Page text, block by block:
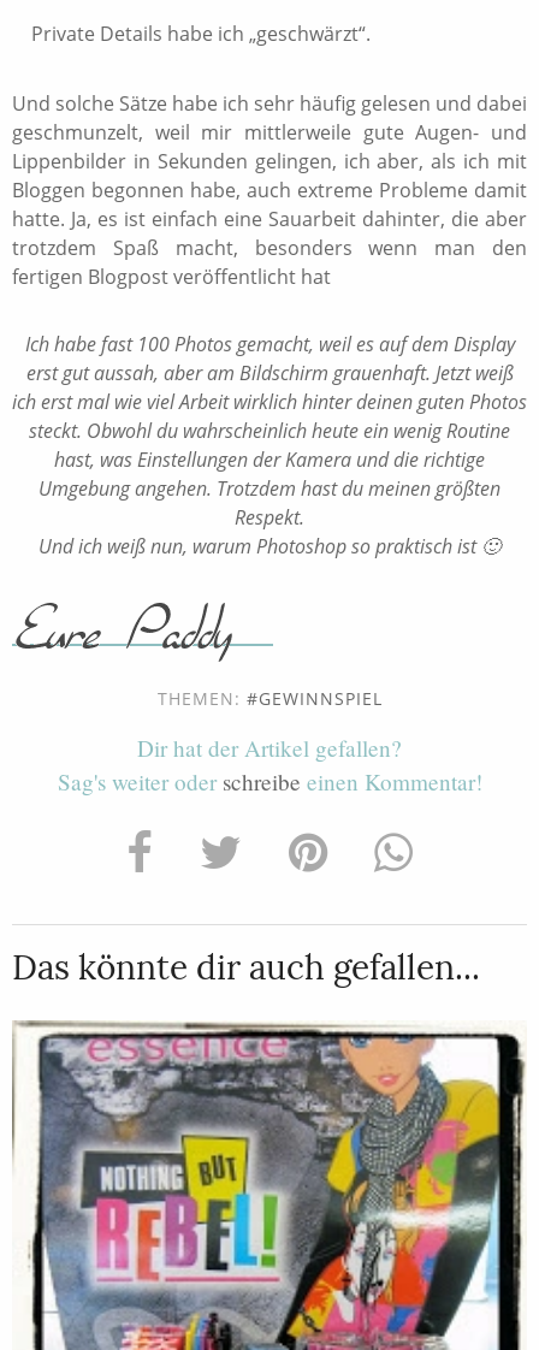
Private Details habe ich „geschwärzt“.
Und solche Sätze habe ich sehr häufig gelesen und dabei
geschmunzelt, weil mir mittlerweile gute Augen- und
Lippenbilder in Sekunden gelingen, ich aber, als ich mit
Bloggen begonnen habe, auch extreme Probleme damit
hatte. Ja, es ist einfach eine Sauarbeit dahinter, die aber
trotzdem Spaß macht, besonders wenn man den
fertigen Blogpost veröffentlicht hat
Ich habe fast 100 Photos gemacht, weil es auf dem Display
erst gut aussah, aber am Bildschirm grauenhaft. Jetzt weiß
ich erst mal wie viel Arbeit wirklich hinter deinen guten Photos
steckt. Obwohl du wahrscheinlich heute ein wenig Routine
hast, was Einstellungen der Kamera und die richtige
Umgebung angehen. Trotzdem hast du meinen größten
Respekt.
Und ich weiß nun, warum Photoshop so praktisch ist 🙂
THEMEN: GEWINNSPIEL
Dir hat der Artikel gefallen?
Sag's weiter oder schreibe einen Kommentar!
Das könnte dir auch gefallen...